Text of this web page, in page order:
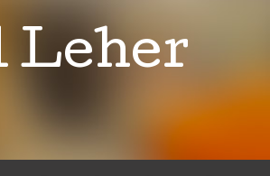
Leher